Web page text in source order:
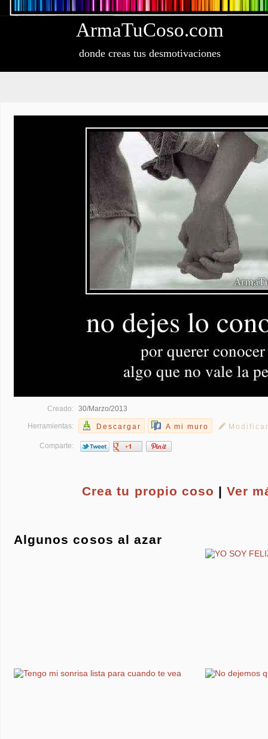
ArmaTuCoso.com
donde creas tus desmotivaciones
Creado: 30/Marzo/2013
Herramientas: Descargar A mi muro
Comparte:
Crea tu propio coso |Ver
Algunos cosos al azar